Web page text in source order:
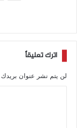
اترك تعليقاً
لن يتم نشر عنوان بريدك